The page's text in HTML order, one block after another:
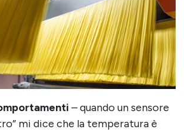
– quando un sensore
mi dice che la temperatura è